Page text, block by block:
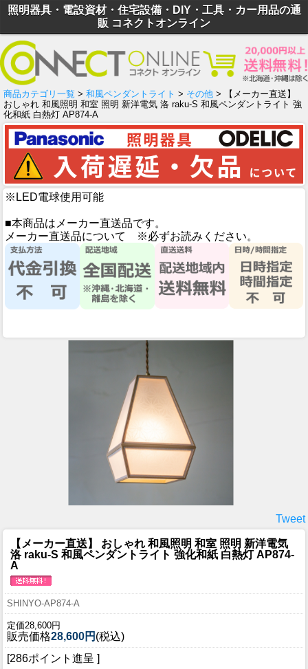
照明器具・電設資材・住宅設備・DIY・工具・カー用品の通
販 コネクトオンライン
商品カテゴリ一覧 > 和風ペンダントライト > その他 > 【メーカー直送】
おしゃれ 和風照明 和室 照明 新洋電気 洛 raku-S 和風ペンダントライト 強
化和紙 白熱灯 AP874-A
※LED電球使用可能
■本商品はメーカー直送品です。
メーカー直送品について ※必ずお読みください。
Tweet
【メーカー直送】 おしゃれ 和風照明 和室 照明 新洋電気
洛 raku-S 和風ペンダントライト 強化和紙 白熱灯 AP874-
A
SHINYO-AP874-A
定価28,600円
販売価格28,600円 (税込)
[286ポイント進呈 ]